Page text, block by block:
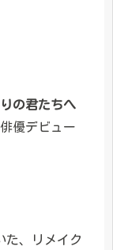
りの君たちへ
優デビュー
た、リメイク